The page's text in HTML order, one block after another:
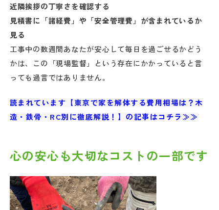
近隣挨拶の丁寧さを確認する
見積書に「諸経費」や「安全管理費」が含まれているか
見る
工事中の数週間あなたが安心して毎日を過ごせるかどう
かは、この「現場監督」という存在にかかっていると言
っても過言ではありません。
読まれています【東京で家を解体する費用相場は？木
造・鉄骨・RC別に徹底解説！】の記事はコチラ≫≫
心の安心も大切なコストの一部です